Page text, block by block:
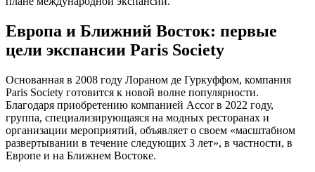
Европа и Ближний Восток: первые
цели экспансии Paris Society
Основанная в 2008 году Лораном де Гуркуффом, компания
Paris Society готовится к новой волне популярности.
Благодаря приобретению компанией Accor в 2022 году,
группа, специализирующаяся на модных ресторанах и
организации мероприятий, объявляет о своем «масштабном
развертывании в течение следующих 3 лет», в частности, в
Европе и на Ближнем Востоке.